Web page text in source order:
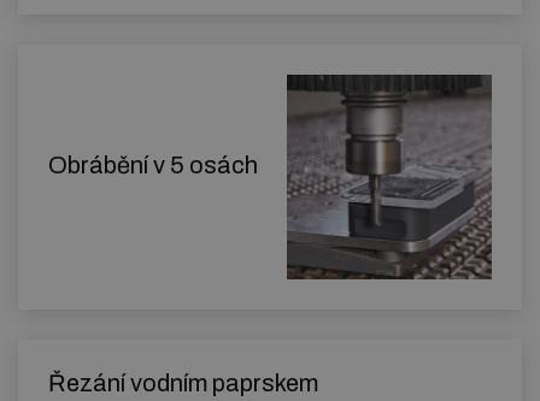
Obrábění v 5 osách
Řezání vodním paprskem